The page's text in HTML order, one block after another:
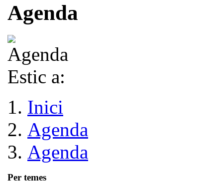
Agenda
Estic a:
Inici
Agenda
Agenda
Per temes